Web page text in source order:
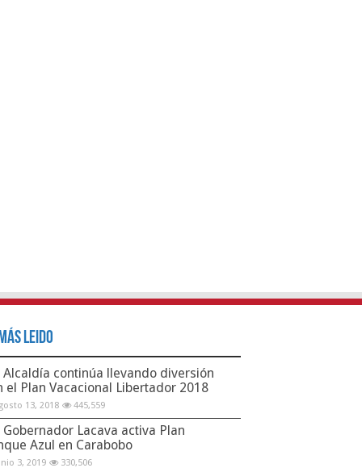
Leido
Alcaldía continúa llevando diversión
el Plan Vacacional Libertador 2018
13, 2018 445,559
Gobernador Lacava activa Plan
Azul en Carabobo
3, 2019 330,506